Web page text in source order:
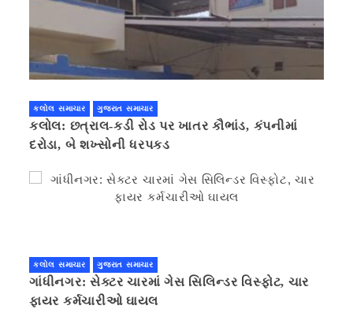
કલોલ સમાચાર ગુજરાત સમાચાર
કલોલ: છત્રાલ-કડી રોડ પર ખાતર કૌભાંડ, કંપનીમાં
દરોડા, બે શખ્સોની ધરપકડ
કલોલ સમાચાર ગુજરાત સમાચાર
ગાંધીનગર: સેક્ટર ચારમાં ગેસ સિલિન્ડર વિસ્ફોટ, ચાર
ફાયર કર્મચારીઓ ઘાયલ